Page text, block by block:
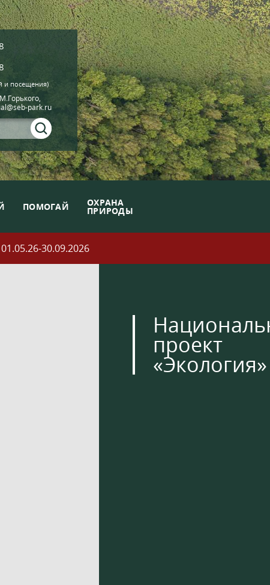
и посещения)
park.ru
ПОМОГАЙ ОХРАНА
ПРИРОДЫ
30.09.2026
проект
«Экология»